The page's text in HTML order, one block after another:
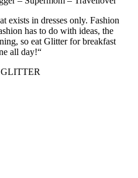
exists in dresses only. Fashion
has to do with ideas, the
so eat Glitter for breakfast
all day!“